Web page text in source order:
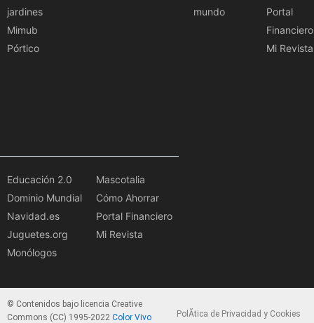
jardines
Mimub
Pórtico
mundo
Portal
Financiero
Mi Revista
Educación 2.0
Dominio Mundial
Navidad.es
Juguetes.org
Monólogos
Mascotalia
Cómo Ahorrar
Portal Financiero
Mi Revista
© Contenidos bajo licencia Creative
Commons (CC) 1995-2022 Color Vivo
PolÃ­tica de Privacidad y Cookies